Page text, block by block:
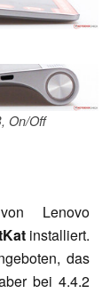
On/Off
Lenovo
installiert.
das
bei 4.4.2